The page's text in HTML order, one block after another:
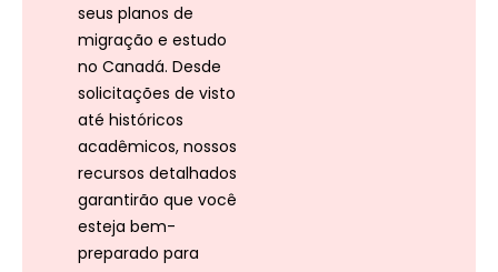
seus planos de
migração e estudo
no Canadá. Desde
solicitações de visto
até históricos
acadêmicos, nossos
recursos detalhados
garantirão que você
esteja bem-
preparado para